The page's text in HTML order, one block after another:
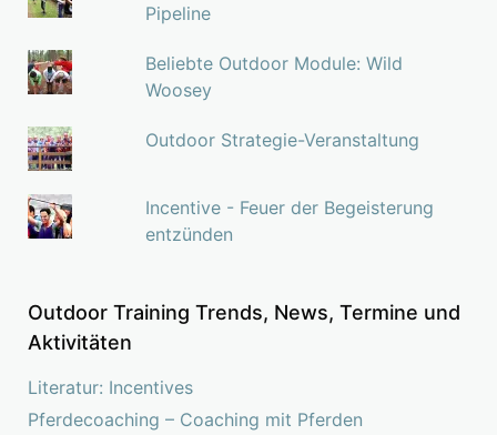
Pipeline
Beliebte Outdoor Module: Wild
Woosey
Outdoor Strategie-Veranstaltung
Incentive - Feuer der Begeisterung
entzünden
Outdoor Training Trends, News, Termine und
Aktivitäten
Literatur: Incentives
Pferdecoaching – Coaching mit Pferden